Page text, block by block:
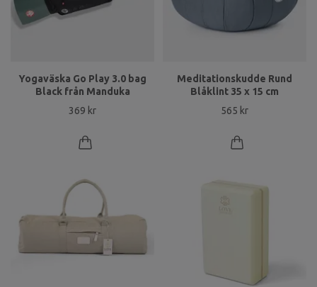
Yogaväska Go Play 3.0 bag
Black från Manduka
369 kr
Meditationskudde Rund
Blåklint 35 x 15 cm
565 kr